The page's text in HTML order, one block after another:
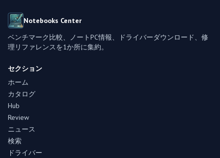
Notebooks Center
ベンチマーク比較、ノートPC情報、ドライバーダウンロード、修
理リファレンスを1か所に集約。
セクション
ホーム
カタログ
Hub
Review
ニュース
検索
ドライバー